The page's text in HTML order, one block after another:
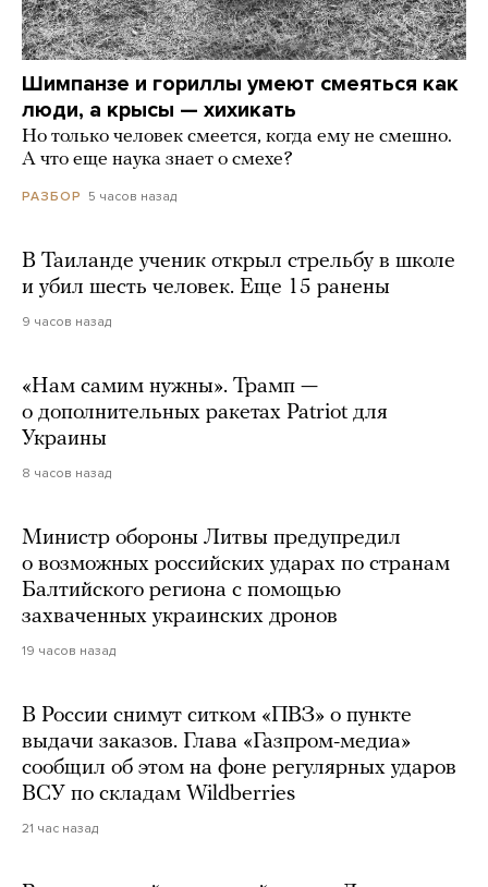
Шимпанзе и гориллы умеют смеяться как
люди, а крысы — хихикать
Но только человек смеется, когда ему не смешно.
А что еще наука знает о смехе?
РАЗБОР 5 часов назад
В Таиланде ученик открыл стрельбу в школе
и убил шесть человек. Еще 15 ранены
9 часов назад
«Нам самим нужны». Трамп —
о дополнительных ракетах Patriot для
Украины
8 часов назад
Министр обороны Литвы предупредил
о возможных российских ударах по странам
Балтийского региона с помощью
захваченных украинских дронов
19 часов назад
В России снимут ситком «ПВЗ» о пункте
выдачи заказов. Глава «Газпром-медиа»
сообщил об этом на фоне регулярных ударов
ВСУ по складам Wildberries
21 час назад